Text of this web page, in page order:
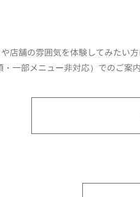
店舗の雰囲気を体験してみたい
一部メニュー非対応）でのご案内